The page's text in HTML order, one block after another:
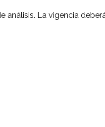
La vigencia